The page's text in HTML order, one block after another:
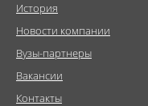
История
Новости компании
Вузы-партнеры
Вакансии
Контакты